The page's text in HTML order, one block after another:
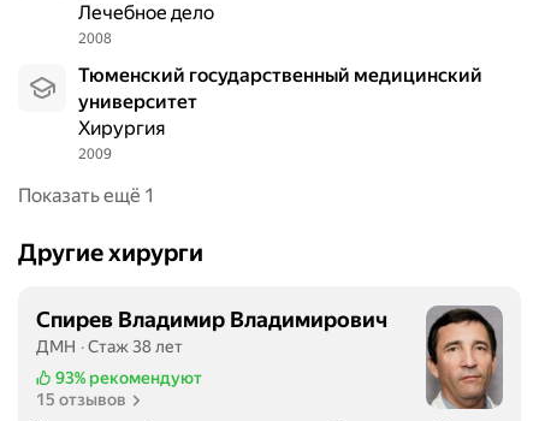
Лечебное дело
2008
Тюменский государственный медицинский
университет
Хирургия
2009
Показать ещё 1
Другие хирурги
Спирев Владимир Владимирович
ДМН
Стаж 38 лет
93% рекомендуют
15 отзывов